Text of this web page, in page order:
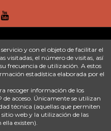
nosotros
Aviso legal
datos
y con el objeto de facilitar el
visitadas, el número de visitas, así
frecuencia de utilización. A estos
estadística elaborada por el
recoger información de los
de acceso. Únicamente se utilizan
técnica (aquellas que permiten
web y la utilización de las
ella existen).